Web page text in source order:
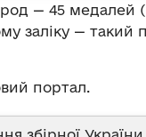
— 45 медалей
заліку —
портал.